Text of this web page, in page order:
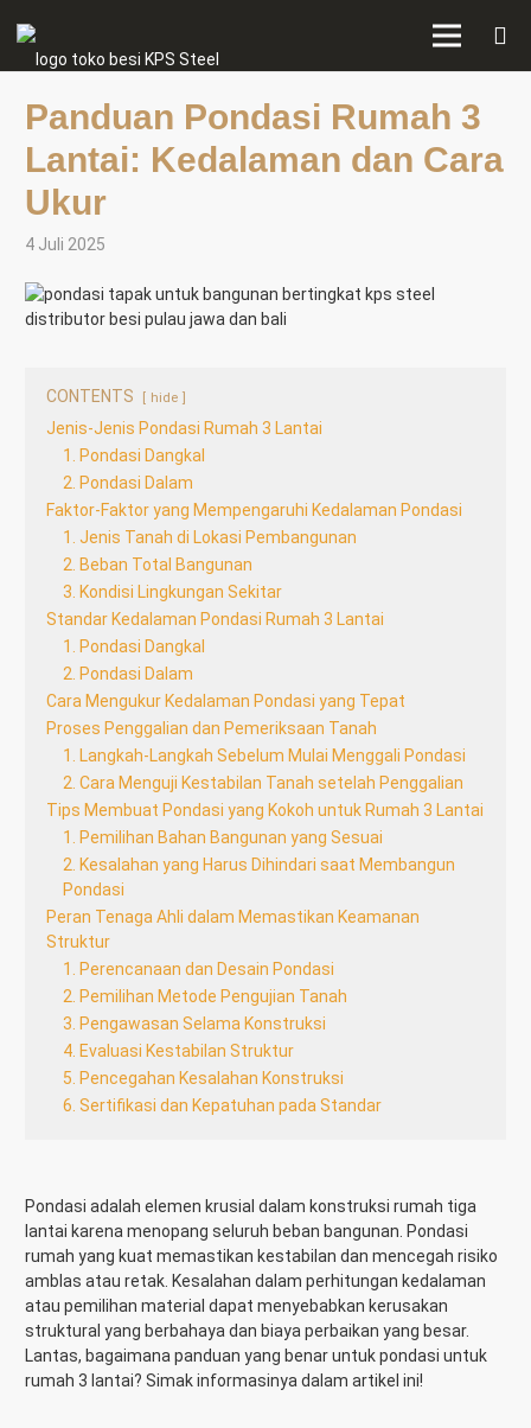
Panduan Pondasi Rumah 3
Lantai: Kedalaman dan Cara
Ukur
4 Juli 2025
CONTENTS hide
Jenis-Jenis Pondasi Rumah 3 Lantai
1. Pondasi Dangkal
2. Pondasi Dalam
Faktor-Faktor yang Mempengaruhi Kedalaman Pondasi
1. Jenis Tanah di Lokasi Pembangunan
2. Beban Total Bangunan
3. Kondisi Lingkungan Sekitar
Standar Kedalaman Pondasi Rumah 3 Lantai
1. Pondasi Dangkal
2. Pondasi Dalam
Cara Mengukur Kedalaman Pondasi yang Tepat
Proses Penggalian dan Pemeriksaan Tanah
1. Langkah-Langkah Sebelum Mulai Menggali Pondasi
2. Cara Menguji Kestabilan Tanah setelah Penggalian
Tips Membuat Pondasi yang Kokoh untuk Rumah 3 Lantai
1. Pemilihan Bahan Bangunan yang Sesuai
2. Kesalahan yang Harus Dihindari saat Membangun
Pondasi
Peran Tenaga Ahli dalam Memastikan Keamanan
Struktur
1. Perencanaan dan Desain Pondasi
2. Pemilihan Metode Pengujian Tanah
3. Pengawasan Selama Konstruksi
4. Evaluasi Kestabilan Struktur
5. Pencegahan Kesalahan Konstruksi
6. Sertifikasi dan Kepatuhan pada Standar
Pondasi adalah elemen krusial dalam konstruksi rumah tiga
lantai karena menopang seluruh beban bangunan. Pondasi
rumah yang kuat memastikan kestabilan dan mencegah risiko
amblas atau retak. Kesalahan dalam perhitungan kedalaman
atau pemilihan material dapat menyebabkan kerusakan
struktural yang berbahaya dan biaya perbaikan yang besar.
Lantas, bagaimana panduan yang benar untuk pondasi untuk
rumah 3 lantai? Simak informasinya dalam artikel ini!